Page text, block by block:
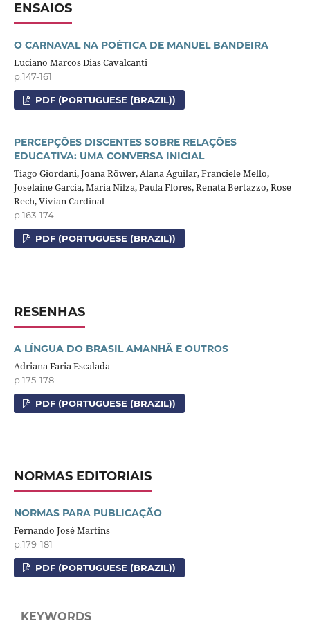
ENSAIOS
O CARNAVAL NA POÉTICA DE MANUEL BANDEIRA
Luciano Marcos Dias Cavalcanti
p.147-161
PDF (PORTUGUESE (BRAZIL))
PERCEPÇÕES DISCENTES SOBRE RELAÇÕES
EDUCATIVA: UMA CONVERSA INICIAL
Tiago Giordani, Joana Röwer, Alana Aguilar, Franciele Mello,
Joselaine Garcia, Maria Nilza, Paula Flores, Renata Bertazzo, Rose
Rech, Vivian Cardinal
p.163-174
PDF (PORTUGUESE (BRAZIL))
RESENHAS
A LÍNGUA DO BRASIL AMANHÃ E OUTROS
Adriana Faria Escalada
p.175-178
PDF (PORTUGUESE (BRAZIL))
NORMAS EDITORIAIS
NORMAS PARA PUBLICAÇÃO
Fernando José Martins
p.179-181
PDF (PORTUGUESE (BRAZIL))
KEYWORDS